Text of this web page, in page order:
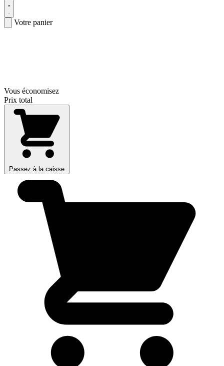
Votre panier
Vous économisez
Prix total
Passez à la caisse